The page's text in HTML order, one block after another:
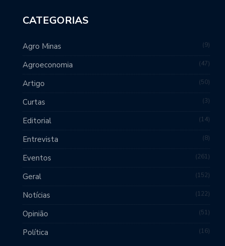
CATEGORIAS
Agro Minas 9
Agroeconomia 47
Artigo 50
Curtas 3
Editorial 14
Entrevista 8
Eventos 261
Geral 152
Notícias 122
Opinião 51
Política 16